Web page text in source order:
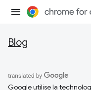
Blog
Google utilise la